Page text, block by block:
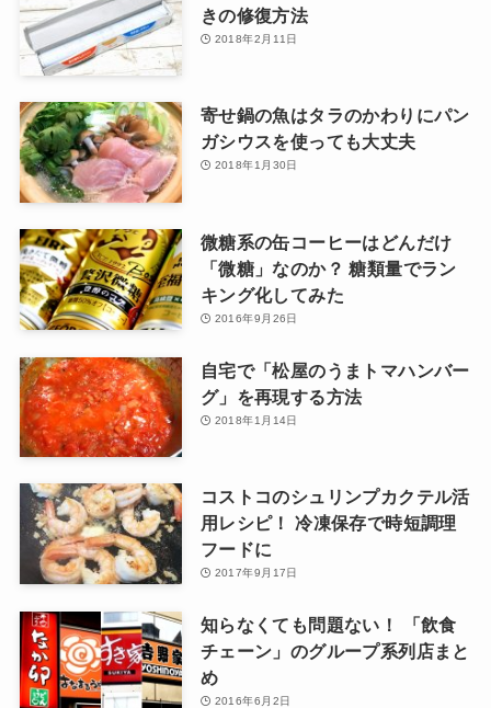
きの修復方法
2018年2月11日
寄せ鍋の魚はタラのかわりにパン
ガシウスを使っても大丈夫
2018年1月30日
微糖系の缶コーヒーはどんだけ
「微糖」なのか？ 糖類量でラン
キング化してみた
2016年9月26日
自宅で「松屋のうまトマハンバー
グ」を再現する方法
2018年1月14日
コストコのシュリンプカクテル活
用レシピ！ 冷凍保存で時短調理
フードに
2017年9月17日
知らなくても問題ない！ 「飲食
チェーン」のグループ系列店まと
め
2016年6月2日